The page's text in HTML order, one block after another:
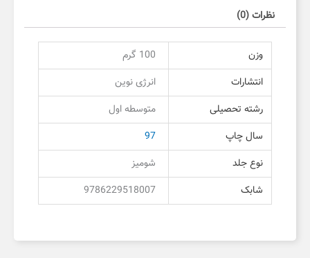
نظرات (0)
وزن
100 گرم
انتشارات
انرژی نوین
رشته تحصیلی
متوسطه اول
سال چاپ
97
نوع جلد
شومیز
شابک
9786229518007